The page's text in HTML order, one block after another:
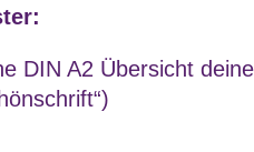
DIN A2 Übersicht